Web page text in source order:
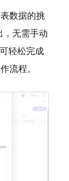
数据的挑
无需手动
轻松完成
流程。